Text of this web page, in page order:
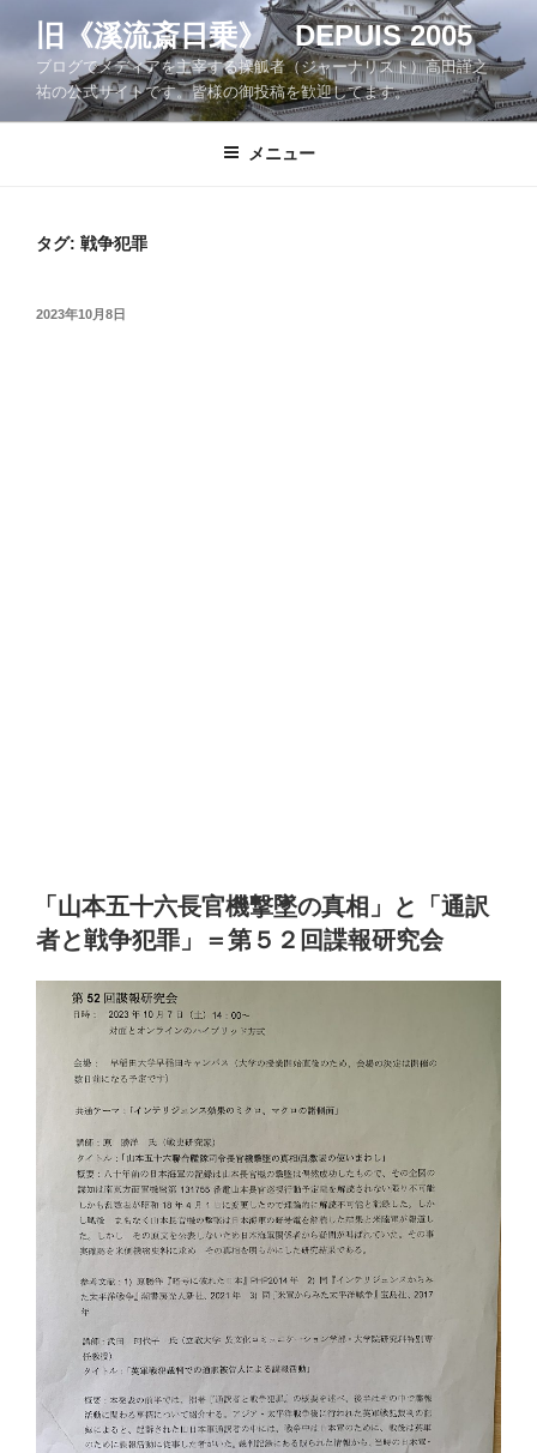
ツ
旧《溪流斎日乗》 DEPUIS 2005
ブログでメディアを主宰する操觚者（ジャーナリスト）高田謹之
祐の公式サイトです。皆様の御投稿を歓迎してます。
メニュー
タグ: 戦争犯罪
投
2023年10月8日
「山本五十六長官機撃墜の真相」と「通訳
者と戦争犯罪」＝第５２回諜報研究会